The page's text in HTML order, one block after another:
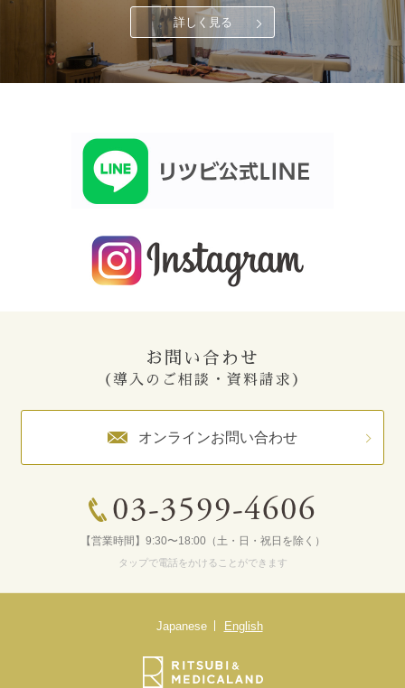
詳しく見る
お問い合わせ
（導入のご相談・資料請求）
オンラインお問い合わせ
03-3599-4606
【営業時間】9:30〜18:00（土・日・祝日を除く）
タップで電話をかけることができます
Japanese English